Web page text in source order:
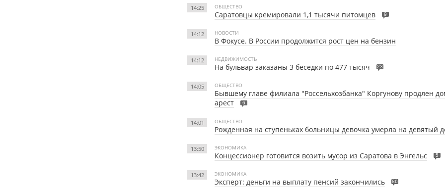
14:25 ОБЩЕСТВО
Саратовцы кремировали 1,1 тысячи питомцев 9
14:12 НОВОСТИ
В Фокусе. В России продолжится рост цен на бензин
14:12 НЕДВИЖИМОСТЬ
На бульвар заказаны 3 беседки по 477 тысяч 23
14:05 ОБЩЕСТВО
Бывшему главе филиала "Россельхозбанка" Коргунову продлен
арест
6
14:01 ОБЩЕСТВО
Рожденная на ступеньках больницы девочка умерла на девятый
13:50 ЭКОНОМИКА
Концессионер готовится возить мусор из Саратова в Энгельс 5
13:42 ЭКОНОМИКА
Эксперт: деньги на выплату пенсий закончились 86